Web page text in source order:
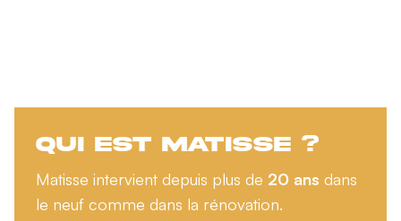
Qui est Matisse ?
Matisse intervient depuis plus de 20 ans dans
le neuf comme dans la rénovation.